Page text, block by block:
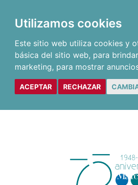
Utilizamos cookies
Este sitio web utiliza cookies y
básica del sitio web, para
marketing, para mostrar
ACEPTAR RECHAZAR